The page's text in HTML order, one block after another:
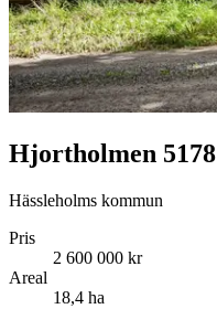
Hjortholmen 5178
Hässleholms kommun
Pris
2 600 000 kr
Areal
18,4 ha